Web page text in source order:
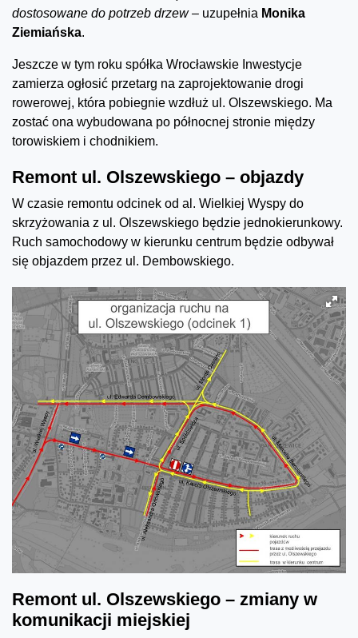
dostosowane do potrzeb drzew – uzupełnia Monika
Ziemiańska.
Jeszcze w tym roku spółka Wrocławskie Inwestycje
zamierza ogłosić przetarg na zaprojektowanie drogi
rowerowej, która pobiegnie wzdłuż ul. Olszewskiego. Ma
zostać ona wybudowana po północnej stronie między
torowiskiem i chodnikiem.
Remont ul. Olszewskiego – objazdy
W czasie remontu odcinek od al. Wielkiej Wyspy do
skrzyżowania z ul. Olszewskiego będzie jednokierunkowy.
Ruch samochodowy w kierunku centrum będzie odbywał
się objazdem przez ul. Dembowskiego.
Remont ul. Olszewskiego – zmiany w
komunikacji miejskiej